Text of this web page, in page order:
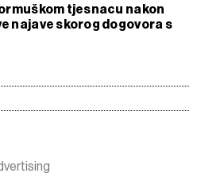
tjesnacu nakon
najave skorog dogovora s